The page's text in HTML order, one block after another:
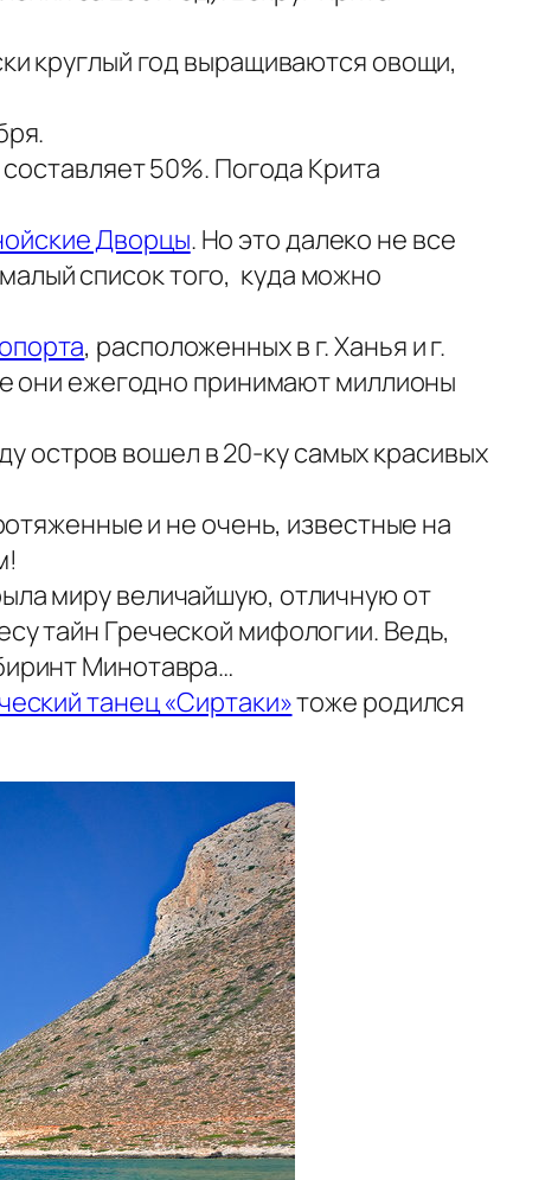
круглый год выращиваются овощи,
50%. Погода Крита
Дворцы. Но это далеко не все
список того, куда можно
, расположенных в г. Ханья и г.
они ежегодно принимают миллионы
остров вошел в 20-ку самых красивых
и не очень, известные на
миру величайшую, отличную от
тайн Греческой мифологии. Ведь,
Минотавра…
танец «Сиртаки»тоже родился